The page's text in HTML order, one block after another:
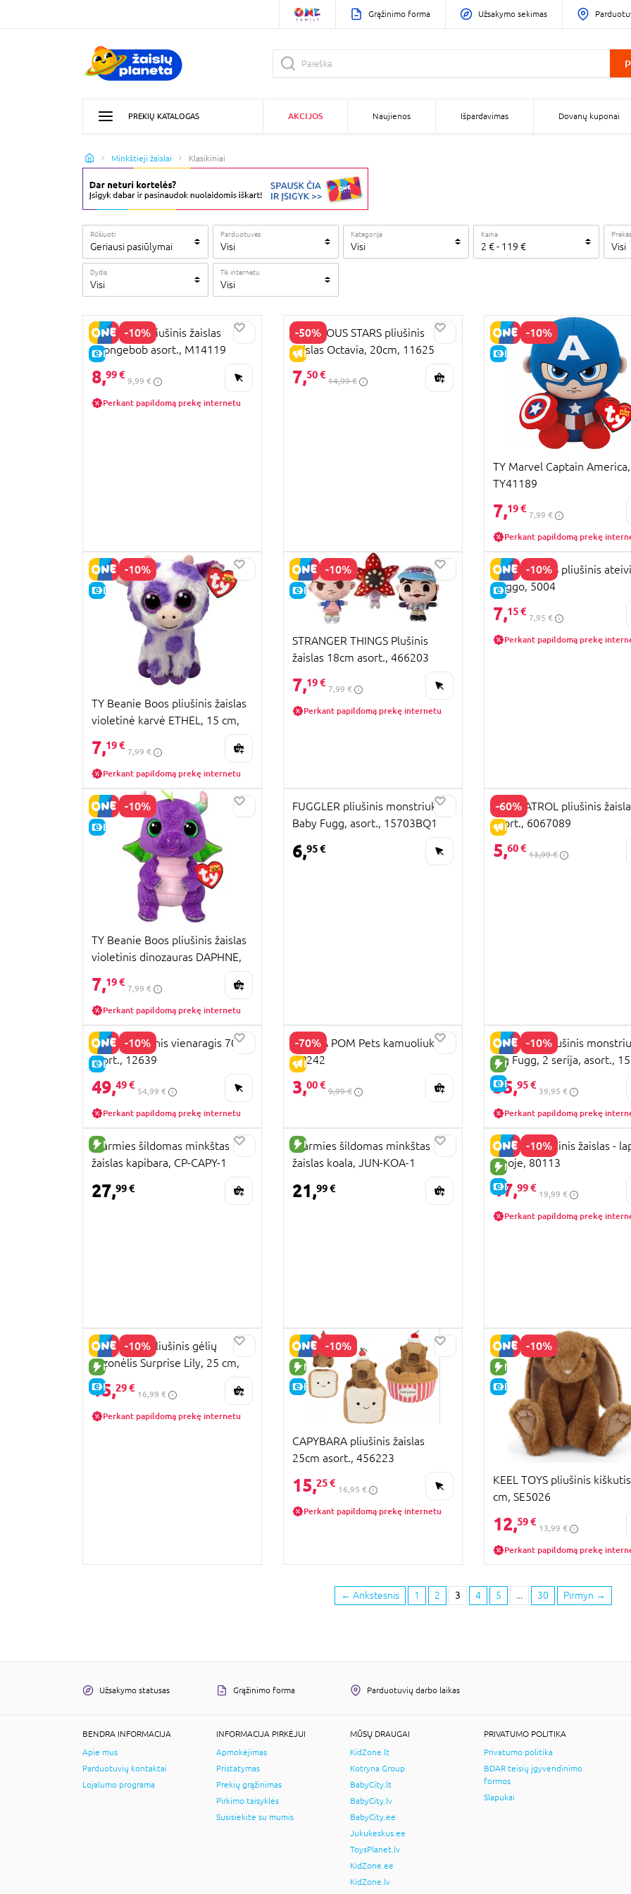
Grąžinimo forma Užsakymo sekimas
PREKIŲ KATALOGAS AKCIJOS Naujienos Išpardavimas Dovanų kuponai
Minkštieji žaislai Klasikiniai
Rūšiuoti
Geriausi pasiūlymai
Parduotuvės
Visi
Kategorija
Visi
Kaina
2 €- 119 € Visi
Dydis
Visi
Tik internetu
Visi
-10%
E-KAINA
MIRABALL pliušinis žaislas
Spongebob asort., M14119
8,99 €
9,99 €
Perkant papildomą prekę internetu
-50%
IŠPARDAVIMAS
NEBULOUS STARS pliušinis
žaislas Octavia, 20cm, 11625
7,50 €
14,99 €
-10%
E-KAINA
TY Marvel Captain America,
TY41189
7,19 €
7,99 €
Perkant papildomą prekę
-10%
E-KAINA
TY Beanie Boos pliušinis žaislas
violetinė karvė ETHEL, 15 cm,
7,19 €
7,99 €
Perkant papildomą prekę internetu
-10%
E-KAINA
STRANGER THINGS Plušinis
žaislas 18cm asort., 466203
7,19 €
7,99 €
Perkant papildomą prekę internetu
-10%
E-KAINA
BOUNCIBLES pliušinis
Zoggo, 5004
7,15 €
7,95 €
Perkant papildomą prekę
-10%
E-KAINA
TY Beanie Boos pliušinis žaislas
violetinis dinozauras DAPHNE,
7,19 €
7,99 €
Perkant papildomą prekę internetu
FUGGLER pliušinis monstriukas
Baby Fugg, asort., 15703BQ1
6,95 €
-60%
IŠPARDAVIMAS
PAW PATROL pliušinis
asort., 6067089
5,60 €
13,99 €
-10%
E-KAINA
LLOPIS Pliušinis vienaragis 70cm
asort., 12639
49,49 €
54,99 €
Perkant papildomą prekę internetu
-70%
IŠPARDAVIMAS
PEEK A POM Pets kamuoliukas,
GP242
3,00 €
9,99 €
-10%
NAUJA PREKĖ
E-KAINA
FUGGLER pliušinis
Big Fugg, 2 serija, asort.,
35,95 €
39,95 €
Perkant papildomą prekę
NAUJA PREKĖ
Warmies šildomas minkštas
žaislas kapibara, CP-CAPY-1
27,99 €
NAUJA PREKĖ
Warmies šildomas minkštas
žaislas koala, JUN-KOA-1
21,99 €
-10%
NAUJA PREKĖ
E-KAINA
FLIPETZ pliušinis žaislas -
Figoje, 80113
17,99 €
19,99 €
Perkant papildomą prekę
-10%
NAUJA PREKĖ
E-KAINA
KEEL TOYS pliušinis gėlių
vazonėlis Surprise Lily, 25 cm,
SE4956
15,29 €
16,99 €
Perkant papildomą prekę internetu
-10%
NAUJA PREKĖ
E-KAINA
CAPYBARA pliušinis žaislas
25cm asort., 456223
15,25 €
16,95 €
Perkant papildomą prekę internetu
-10%
NAUJA PREKĖ
E-KAINA
KEEL TOYS pliušinis
cm, SE5026
12,59 €
13,99 €
Perkant papildomą prekę
← Ankstesnis 1 2 3 4 5 ... 30 Pirmyn →
Užsakymo statusas Grąžinimo forma Parduotuvių darbo laikas
BENDRA INFORMACIJA
Apie mus
Parduotuvių kontaktai
Lojalumo programa
INFORMACIJA PIRKĖJUI
Apmokėjimas
Pristatymas
Prekių grąžinimas
Pirkimo taisyklės
Susisiekite su mumis
MŪSŲ DRAUGAI
KidZone.lt
Kotryna Group
BabyCity.lt
BabyCity.lv
BabyCity.ee
Jukukeskus.ee
ToysPlanet.lv
KidZone.ee
KidZone.lv
PRIVATUMO POLITIKA
Privatumo politika
BDAR teisių įgyvendinimo
formos
Slapukai